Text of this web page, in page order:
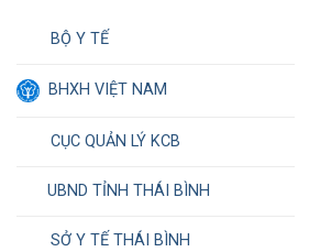
BỘ Y TẾ
BHXH VIỆT NAM
CỤC QUẢN LÝ KCB
UBND TỈNH THÁI BÌNH
SỞ Y TẾ THÁI BÌNH